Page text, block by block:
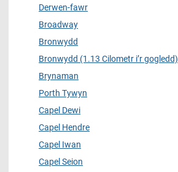
Derwen-fawr
Broadway
Bronwydd
Bronwydd (1.13 Cilometr i’r gogledd)
Brynaman
Porth Tywyn
Capel Dewi
Capel Hendre
Capel Iwan
Capel Seion